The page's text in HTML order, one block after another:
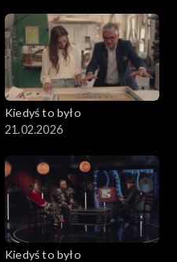
Kiedyś to było
21.02.2026
Kiedyś to było